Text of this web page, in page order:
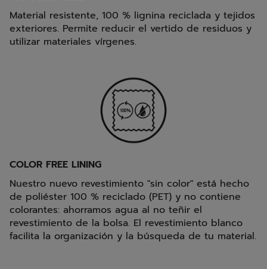
Material resistente, 100 % lignina reciclada y tejidos
exteriores. Permite reducir el vertido de residuos y
utilizar materiales vírgenes.
COLOR FREE LINING
Nuestro nuevo revestimiento "sin color" está hecho
de poliéster 100 % reciclado (PET) y no contiene
colorantes: ahorramos agua al no teñir el
revestimiento de la bolsa. El revestimiento blanco
facilita la organización y la búsqueda de tu material.